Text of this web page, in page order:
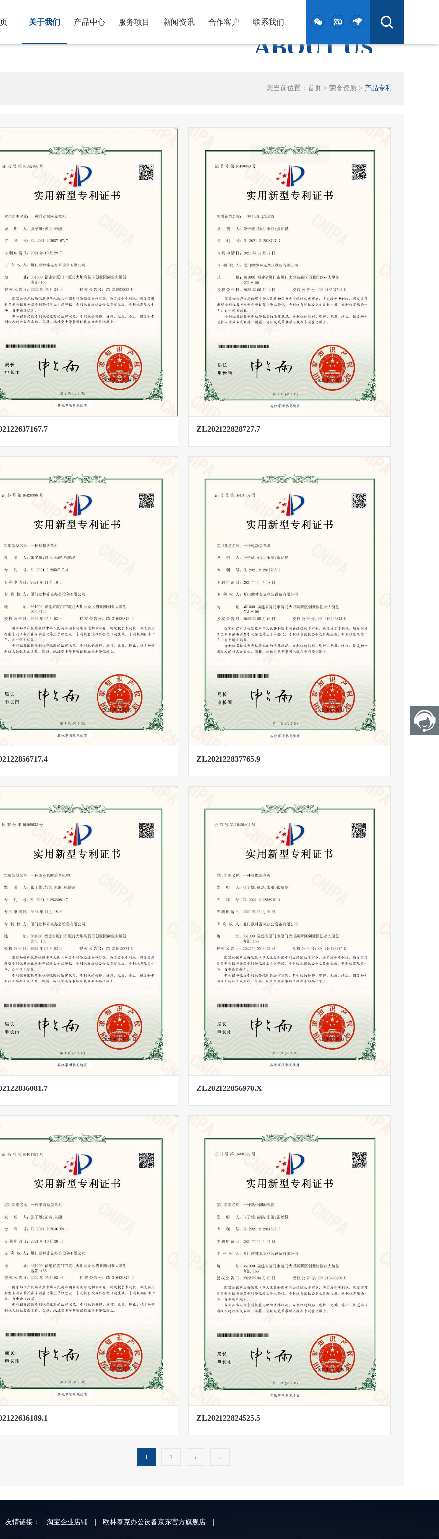
关于我们 产品中心 服务项目 新闻资讯 合作客户 联系我们
ABOUT US
您当前位置： 首页 > 荣誉资质 > 产品专利
ZL202122828727.7
ZL202122837765.9
ZL202122856970.X
ZL202122824525.5
1 2 ‹ ›
友情链接： 淘宝企业店铺 欧林泰克办公设备京东官方旗舰店